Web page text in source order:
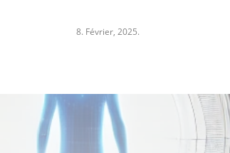
8. Février, 2025.